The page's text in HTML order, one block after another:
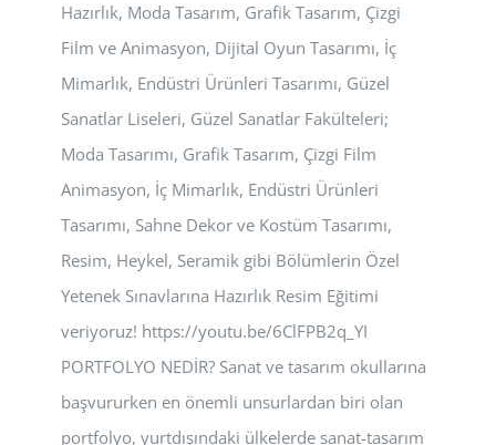
Hazırlık, Moda Tasarım, Grafik Tasarım, Çizgi
Film ve Animasyon, Dijital Oyun Tasarımı, İç
Mimarlık, Endüstri Ürünleri Tasarımı, Güzel
Sanatlar Liseleri, Güzel Sanatlar Fakülteleri;
Moda Tasarımı, Grafik Tasarım, Çizgi Film
Animasyon, İç Mimarlık, Endüstri Ürünleri
Tasarımı, Sahne Dekor ve Kostüm Tasarımı,
Resim, Heykel, Seramik gibi Bölümlerin Özel
Yetenek Sınavlarına Hazırlık Resim Eğitimi
veriyoruz! https://youtu.be/6ClFPB2q_YI
PORTFOLYO NEDİR? Sanat ve tasarım okullarına
başvururken en önemli unsurlardan biri olan
portfolyo, yurtdışındaki ülkelerde sanat-tasarım